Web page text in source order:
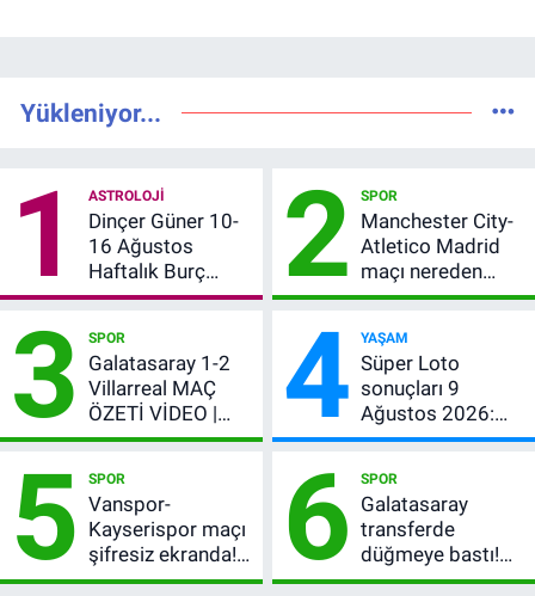
Yükleniyor...
1 ASTROLOJI
Dinçer Güner 10-
16 Ağustos
Haftalık Burç
Yorumları: Bu
Para, Aşk ve Karar
Zamanı
2 SPOR
Manchester City-
Atletico Madrid
maçı nereden
izlenir?
3 SPOR
Galatasaray 1-2
Villarreal MAÇ
ÖZETİ VİDEO |
Osimhen attı,
provada kaybetti
4 YAŞAM
Süper Loto
sonuçları 9
Ağustos 2026:
Kazanan
5 SPOR
Vanspor-
Kayserispor maçı
şifresiz ekranda!
Saat kaçta, hangi
6 SPOR
Galatasaray
transferde
düğmeye bastı!
Leao olmazsa